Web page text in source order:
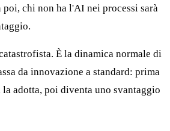
poi, chi non ha l'AI nei processi sarà
È la dinamica normale di
da innovazione a standard: prima
adotta, poi diventa uno svantaggio